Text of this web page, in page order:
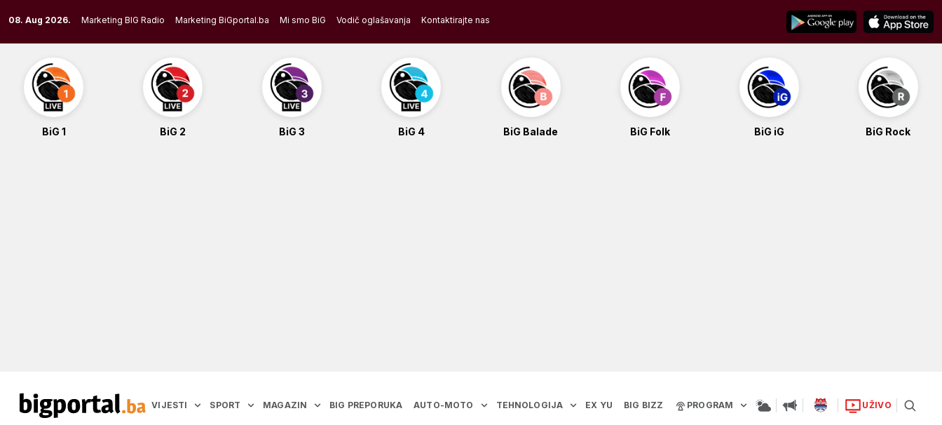
to
content
08. Aug 2026. Marketing BIG Radio Marketing BiGportal.ba Mi smo BiG Vodič oglašavanja Kontaktirajte nas
BiG 1 BiG 2 BiG 3 BiG 4 BiG Balade BiG Folk BiG iG BiG Rock
VIJESTI SPORT MAGAZIN BIG PREPORUKA AUTO-MOTO TEHNOLOGIJA EX YU BIG BIZZ PROGRAM UŽIVO